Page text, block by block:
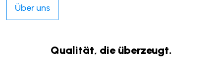
Über uns
Qualität, die überzeugt.